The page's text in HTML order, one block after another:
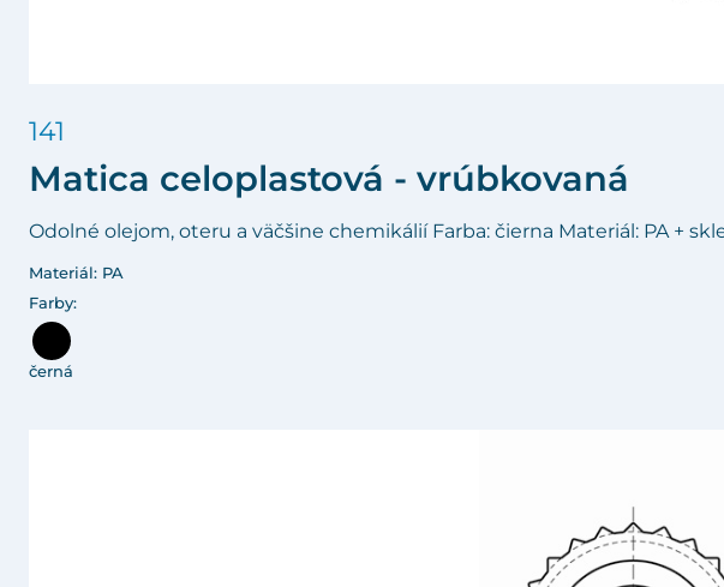
141
Matica celoplastová - vrúbkovaná
Odolné olejom, oteru a väčšine chemikálií Farba: čierna Materiál: PA +
Materiál: PA
Farby:
černá